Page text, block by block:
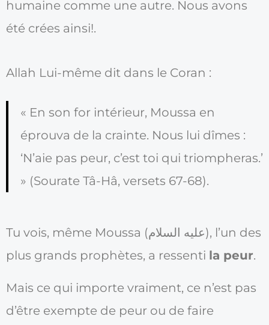
humaine comme une autre. Nous avons
été crées ainsi!.
Allah Lui-même dit dans le Coran :
« En son for intérieur, Moussa en
éprouva de la crainte. Nous lui dîmes :
‘N’aie pas peur, c’est toi qui triompheras.’
» (Sourate Tâ-Hâ, versets 67-68).
Tu vois, même Moussa (عليه السلام), l’un des
plus grands prophètes, a ressenti la peur.
Mais ce qui importe vraiment, ce n’est pas
d’être exempte de peur ou de faire